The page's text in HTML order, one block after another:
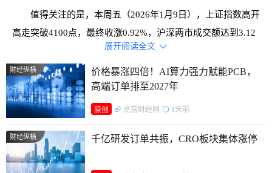
值得关注的是，本周五（2026年1月9日），上证指数高开
高走突破4100点，最终收涨0.92%，沪深两市成交额达到3.12
万亿，较上一个交易日放量3224亿，时隔73个交易日后再度站
上3万亿大关，历史第五次突破3万亿。
展开阅读全文 
财经纵横
价格暴涨四倍！AI算力强力赋能PCB，
高端订单排至2027年
原创 览富财经网 1天前
财经纵横 千亿研发订单共振，CRO板块集体涨停